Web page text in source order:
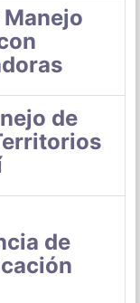
de
de